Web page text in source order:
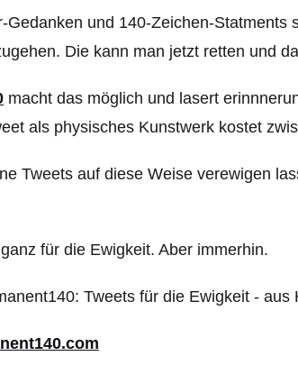
Gedanken und 140-Zeichen-Statments
Die kann man jetzt retten und
macht das möglich und lasert
als physisches Kunstwerk kostet
Tweets auf diese Weise verewigen
für die Ewigkeit. Aber immerhin.